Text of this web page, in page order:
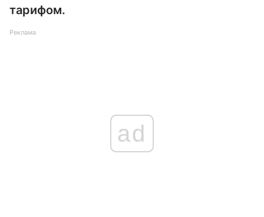
тарифом.
Реклама
ad